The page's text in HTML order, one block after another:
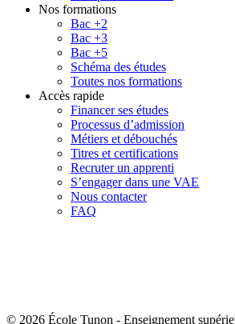
Nos formations
Bac +2
Bac +3
Bac +5
Schéma des études
Toutes nos formations
Accès rapide
Financer ses études
Processus d’admission
Métiers et débouchés
Titres et certifications
Recruter un apprenti
S’engager dans une VAE
Nous contacter
FAQ
© 2026 École Tunon - Enseignement